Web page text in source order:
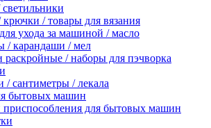
/ товары для вязания
ухода за машиной / масло
/ карандаши / мел
раскройные / наборы для пэчворка
/ сантиметры / лекала
бытовых машин
для бытовых машин